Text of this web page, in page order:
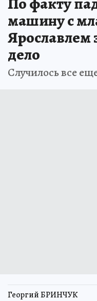
машину с
Ярославлем
дело
Случилось все
Георгий БРИНЧУК